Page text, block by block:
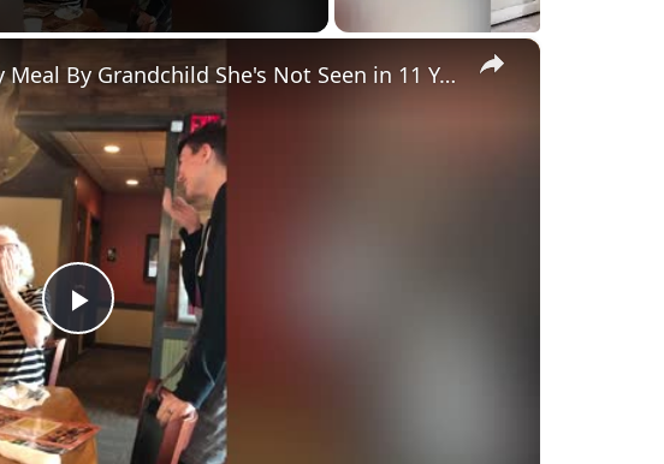
×
P
l
Grandma Served 88th Birthday Meal By Grandchild She's Not Seen in 11 Years | Happily TV